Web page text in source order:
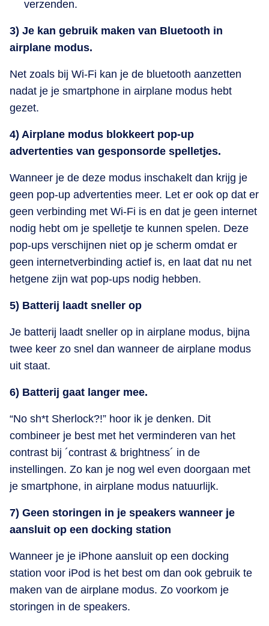
verzenden.
3) Je kan gebruik maken van Bluetooth in
airplane modus.
Net zoals bij Wi-Fi kan je de bluetooth aanzetten
nadat je je smartphone in airplane modus hebt
gezet.
4) Airplane modus blokkeert pop-up
advertenties van gesponsorde spelletjes.
Wanneer je de deze modus inschakelt dan krijg je
geen pop-up advertenties meer. Let er ook op dat er
geen verbinding met Wi-Fi is en dat je geen internet
nodig hebt om je spelletje te kunnen spelen. Deze
pop-ups verschijnen niet op je scherm omdat er
geen internetverbinding actief is, en laat dat nu net
hetgene zijn wat pop-ups nodig hebben.
5) Batterij laadt sneller op
Je batterij laadt sneller op in airplane modus, bijna
twee keer zo snel dan wanneer de airplane modus
uit staat.
6) Batterij gaat langer mee.
“No sh*t Sherlock?!” hoor ik je denken. Dit
combineer je best met het verminderen van het
contrast bij ´contrast & brightness´ in de
instellingen. Zo kan je nog wel even doorgaan met
je smartphone, in airplane modus natuurlijk.
7) Geen storingen in je speakers wanneer je
aansluit op een docking station
Wanneer je je iPhone aansluit op een docking
station voor iPod is het best om dan ook gebruik te
maken van de airplane modus. Zo voorkom je
storingen in de speakers.